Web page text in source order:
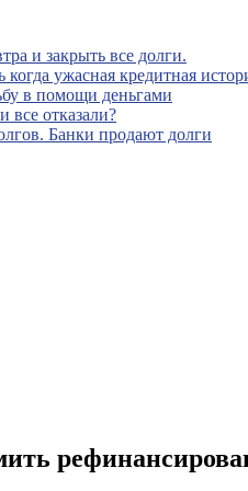
и закрыть все долги.
когда ужасная кредитная
в помощи деньгами
все отказали?
Банки продают долги